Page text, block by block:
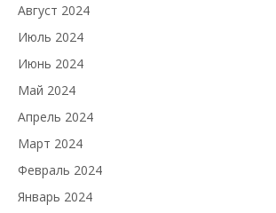
Август 2024
Июль 2024
Июнь 2024
Май 2024
Апрель 2024
Март 2024
Февраль 2024
Январь 2024